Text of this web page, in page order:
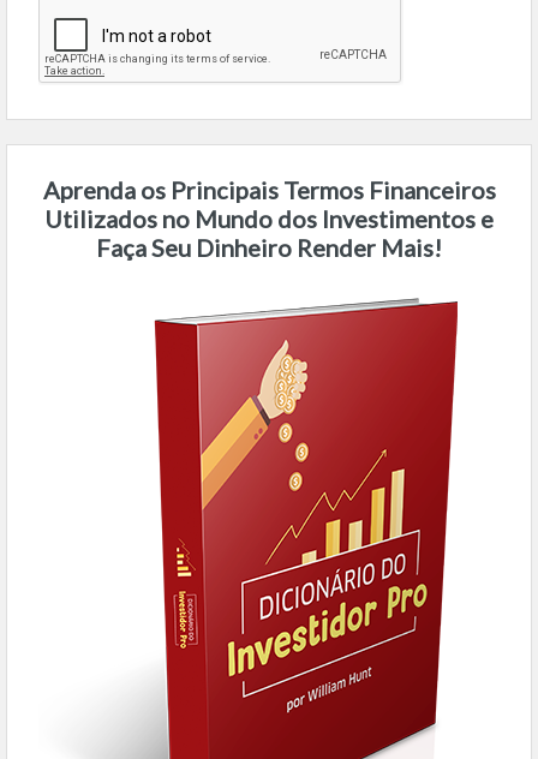
Aprenda os Principais Termos Financeiros
Utilizados no Mundo dos Investimentos e
Faça Seu Dinheiro Render Mais!